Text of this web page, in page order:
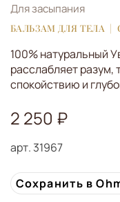
арт. 31967
2 250 ₽
Сохранить в
Для засыпания
БАЛЬЗАМ ДЛЯ ТЕЛА
100% натуральный
расслабляет разум,
спокойствию и